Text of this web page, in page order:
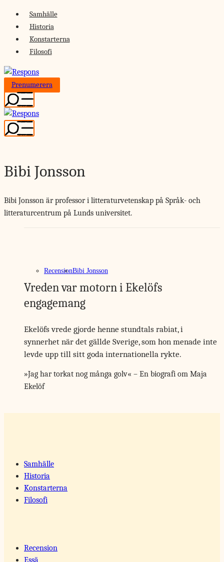
Skip
content
Samhälle
Historia
Konstarterna
Filosofi
Prenumerera
Bibi Jonsson
Bibi Jonsson är professor i litteraturvetenskap på Språk- och
litteraturcentrum på Lunds universitet.
RecensionBibi Jonsson
Vreden var motorn i Ekelöfs
engagemang
Ekelöfs vrede gjorde henne stundtals rabiat, i
synnerhet när det gällde Sverige, som hon menade inte
levde upp till sitt goda internationella rykte.
»Jag har torkat nog många golv« – En biografi om Maja
Ekelöf
Samhälle
Historia
Konstarterna
Filosofi
Recension
Essä